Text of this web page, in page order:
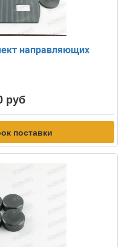
направляющих
руб
поставки